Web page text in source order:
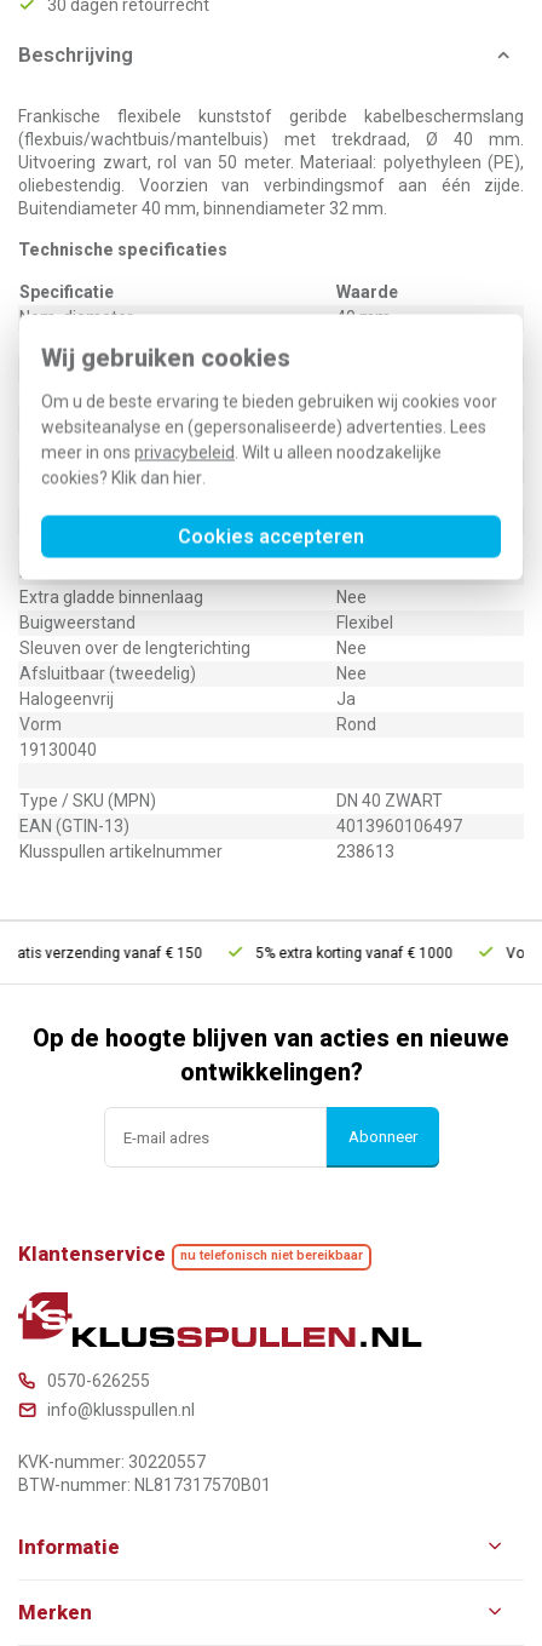
Wij gebruiken cookies
Om u de beste ervaring te bieden gebruiken wij cookies voor
websiteanalyse en (gepersonaliseerde) advertenties. Lees
meer in ons privacybeleid. Wilt u alleen noodzakelijke
cookies? Klik dan hier.
Cookies accepteren
30 dagen retourrecht
Beschrijving
Frankische flexibele kunststof geribde kabelbeschermslang
(flexbuis/wachtbuis/mantelbuis) met trekdraad, Ø 40 mm.
Uitvoering zwart, rol van 50 meter. Materiaal: polyethyleen (PE),
oliebestendig. Voorzien van verbindingsmof aan één zijde.
Buitendiameter 40 mm, binnendiameter 32 mm.
Technische specificaties
Specificatie
Waarde
Nom. diameter
40 mm
Buitendiameter
Materiaal
Polyethyleen (PE)
Druksterkte
450 N
Gebruikstemperatuur
-5 - 90 °C
Geschikt voor buitengebruik
Kleur
Zwart
Materiaal ommanteling
Zonder mantel
Met trekdraad
Extra gladde binnenlaag
Nee
Buigweerstand
Flexibel
Sleuven over de lengterichting
Nee
Afsluitbaar (tweedelig)
Nee
Halogeenvrij
Ja
Vorm
Rond
19130040
Type / SKU (MPN)
DN 40 ZWART
EAN (GTIN-13)
4013960106497
Klusspullen artikelnummer
238613
verzending vanaf € 150 5% extra korting vanaf € 1000 Voor
Op de hoogte blijven van acties en nieuwe
ontwikkelingen?
Abonneer
Klantenservice nu telefonisch niet bereikbaar
0570-626255
info@klusspullen.nl
KVK-nummer: 30220557
BTW-nummer: NL817317570B01
Informatie
Merken